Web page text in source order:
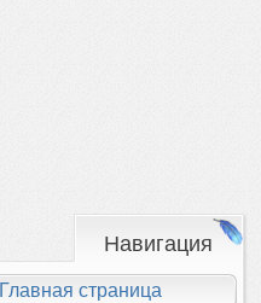
Навигация
Главная страница